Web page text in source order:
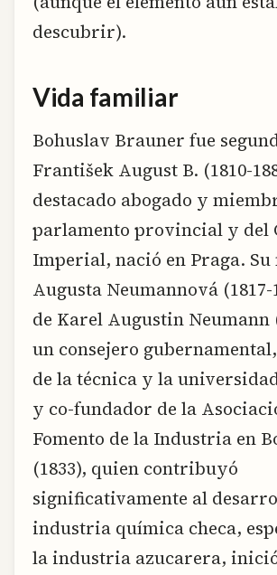
descubrir).
Vida familiar
Bohuslav Brauner fue
František August B. (1810-
destacado abogado y
parlamento provincial y del
Imperial, nació en Praga. Su
Augusta Neumannová
de Karel Augustin Neumann
un consejero
de la técnica y la
y co-fundador de la
Fomento de la Industria en
(1833), quien contribuyó
significativamente al
industria química checa,
la industria azucarera,